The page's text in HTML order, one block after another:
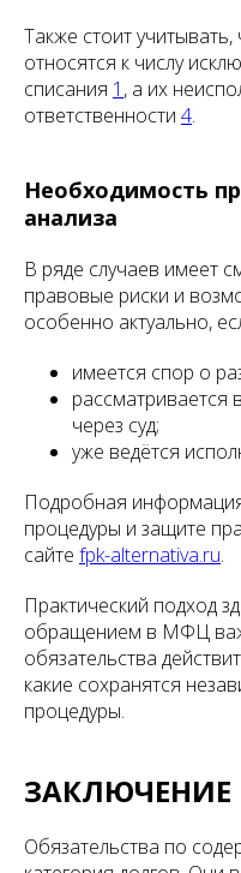
Также стоит
относятся к числу
списания 1 , а их
ответственности 4.
Необходимость
анализа
В ряде случаев имеет
правовые риски и
особенно актуально,
имеется спор о
через суд;
уже ведётся
Подробная
процедуры и защите
сайте fpk-alternativa.ru.
Практический подход
обращением в МФЦ
обязательства
какие сохранятся
процедуры.
ЗАКЛЮЧЕНИЕ
Обязательства по